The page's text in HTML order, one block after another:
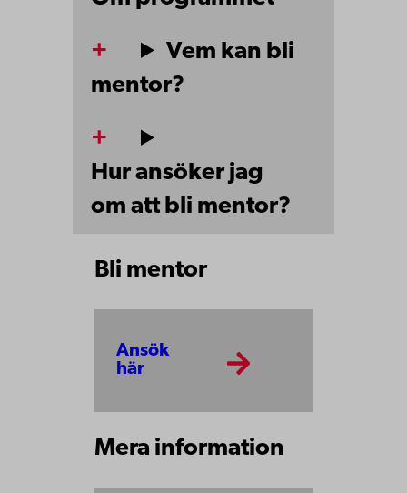
Vem kan bli
mentor?
Hur ansöker jag
om att bli mentor?
Bli mentor
Ansök
här
Mera information